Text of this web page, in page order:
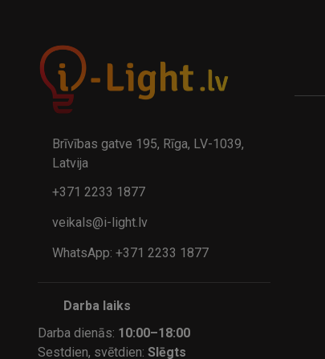
32.95€
Brīvības gatve 195, Rīga, LV-1039,
Latvija
+371 2233 1877
veikals@i-light.lv
WhatsApp: +371 2233 1877
Darba laiks
Darba dienās: 10:00–18:00
Sestdien, svētdien:Slēgts